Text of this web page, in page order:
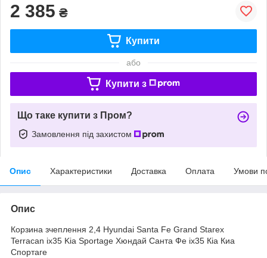
2 385 ₴
Купити
або
Купити з
Що таке купити з Пром?
Замовлення під захистом
Опис Характеристики Доставка Оплата Умови
Опис
Корзина зчеплення 2,4 Hyundai Santa Fe Grand Starex
Terracan ix35 Kia Sportage Хюндай Санта Фе іх35 Кіа Киа
Спортаге